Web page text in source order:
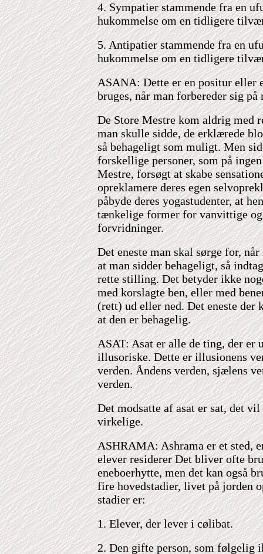
4. Sympatier stammende fra en
hukommelse om en tidligere
5. Antipatier stammende fra en
hukommelse om en tidligere
ASANA: Dette er en positur eller
bruges, når man forbereder sig
De Store Mestre kom aldrig med
man skulle sidde, de erklærede
så behageligt som muligt. Men
forskellige personer, som på
Mestre, forsøgt at skabe
opreklamere deres egen
påbyde deres yogastudenter, at
tænkelige former for vanvittige
forvridninger.
Det eneste man skal sørge for,
at man sidder behageligt, så
rette stilling. Det betyder ikke
med korslagte ben, eller med
(rett) ud eller ned. Det eneste der
at den er behagelig.
ASAT: Asat er alle de ting, der er
illusoriske. Dette er illusionens
verden. Åndens verden, sjælens
verden.
Det modsatte af asat er sat, det
virkelige.
ASHRAMA: Ashrama er et sted,
elever residerer Det bliver ofte
eneboerhytte, men det kan også
fire hovedstadier, livet på jorden
stadier er:
1. Elever, der lever i cølibat.
2. Den gifte person, som følgelig